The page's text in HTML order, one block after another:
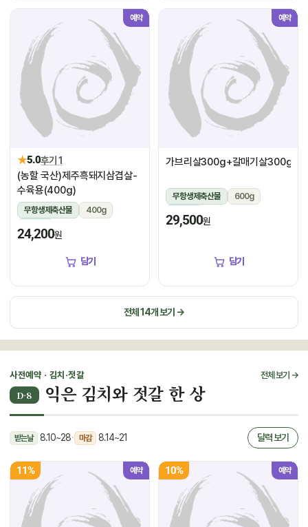
예약
★5.0후기 1
(농할 국산)제주흑돼지삼겹살-
수육용(400g)
무항생제축산물
400g
24,200원
담기
예약
가브리살300g+갈매기살300g
무항생제축산물
600g
29,500원
담기
전체 14개 보기 →
사전예약 · 김치·젓갈 전체 보기 →
D-8 익은 김치와 젓갈 한 상
받는날 8.10~28· 마감 8.14~21 달력 보기
11% 예약 10% 예약